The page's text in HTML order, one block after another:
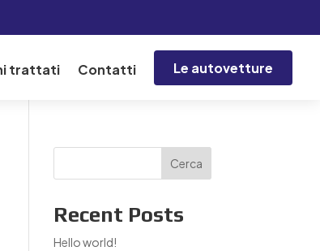
trattati Contatti Le autovetture
Cerca
Recent Posts
Hello world!